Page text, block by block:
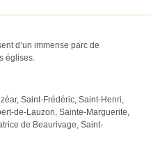
d’un immense parc de
églises.
, Saint-Frédéric Saint-Henri
de-Lauzon Sainte-Marguerite
de Beaurivage Saint-